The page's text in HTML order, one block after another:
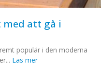
att gå i
populär i den moderna
Läs mer